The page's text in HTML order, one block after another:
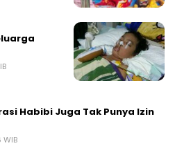
Habibi Juga Tak Punya Izin